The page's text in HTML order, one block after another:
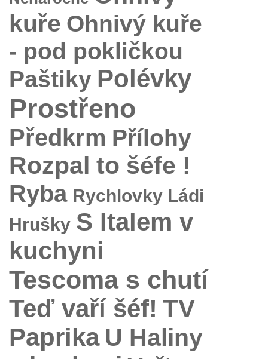
kuře Ohnivý kuře
- pod pokličkou
Paštiky Polévky
Prostřeno
Předkrm Přílohy
Rozpal to šéfe !
Ryba Rychlovky Ládi
Hrušky S Italem v
kuchyni
Tescoma s chutí
Teď vaří šéf! TV
Paprika U Haliny